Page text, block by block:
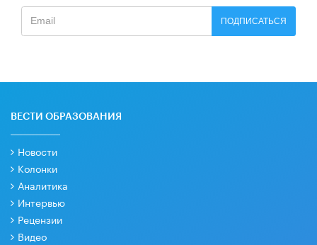
ПОДПИСАТЬСЯ
ВЕСТИ ОБРАЗОВАНИЯ
Новости
Колонки
Аналитика
Интервью
Рецензии
Видео